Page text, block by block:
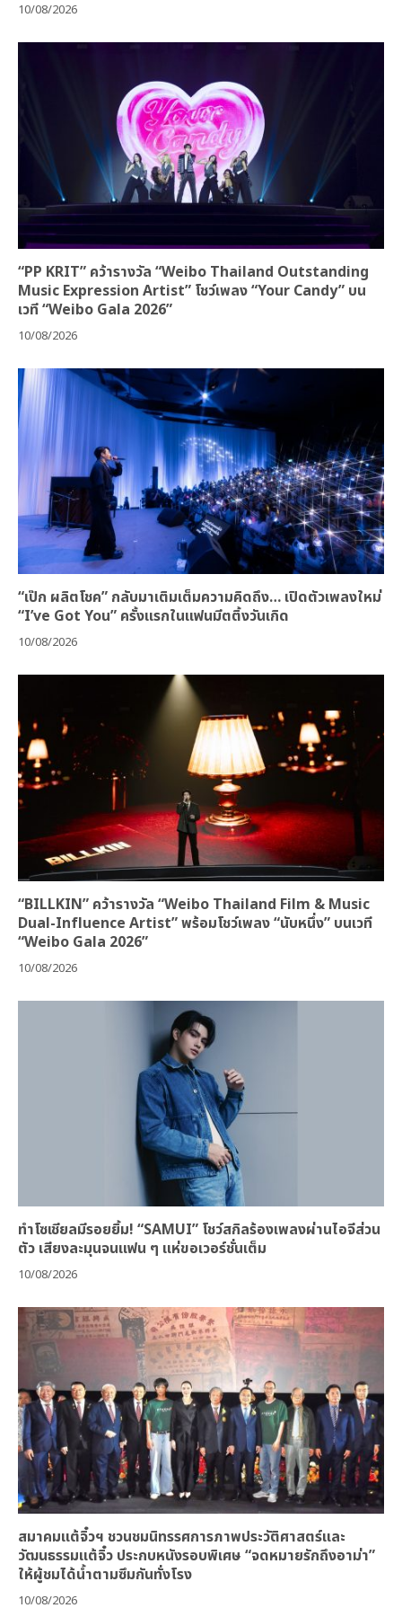
10/08/2026
“PP KRIT” คว้ารางวัล “Weibo Thailand Outstanding
Music Expression Artist” โชว์เพลง “Your Candy” บน
เวที “Weibo Gala 2026”
10/08/2026
“เป๊ก ผลิตโชค” กลับมาเติมเต็มความคิดถึง… เปิดตัวเพลงใหม่
“I’ve Got You” ครั้งแรกในแฟนมีตติ้งวันเกิด
10/08/2026
“BILLKIN” คว้ารางวัล “Weibo Thailand Film & Music
Dual-Influence Artist” พร้อมโชว์เพลง “นับหนึ่ง” บนเวที
“Weibo Gala 2026”
10/08/2026
ทำโซเชียลมีรอยยิ้ม! “SAMUI” โชว์สกิลร้องเพลงผ่านไอจีส่วน
ตัว เสียงละมุนจนแฟน ๆ แห่ขอเวอร์ชั่นเต็ม
10/08/2026
สมาคมแต้จิ๋วฯ ชวนชมนิทรรศการภาพประวัติศาสตร์และ
วัฒนธรรมแต้จิ๋ว ประกบหนังรอบพิเศษ “จดหมายรักถึงอาม่า”
ให้ผู้ชมได้น้ำตามซึมกันทั่งโรง
10/08/2026